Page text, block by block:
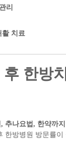
리
활 치료
한방
추나요법, 한약까
한방병원 방문률이